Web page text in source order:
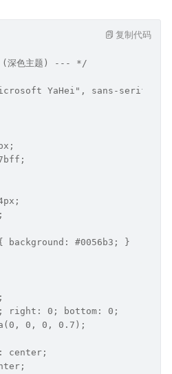
(深色主题) --- */
YaHei", sans-serif;
#0056b3; }
right: 0; bottom: 0;
0, 0, 0.7);
center;
复制代码